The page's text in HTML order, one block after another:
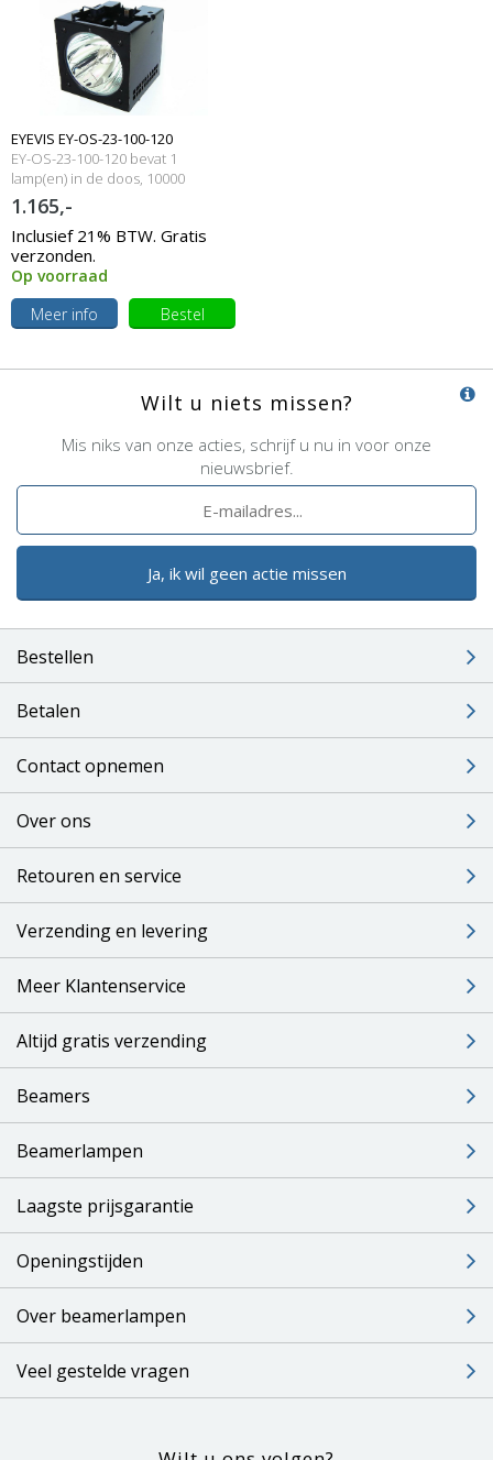
EYEVIS EY-OS-23-100-120
Originele lampmodule
EY-OS-23-100-120 bevat 1
lamp(en) in de doos, 10000
branduren en 120 Watt
1.165,-
Inclusief 21% BTW. Gratis
verzonden.
Op voorraad
Meer info
Bestel
Wilt u niets missen?
Mis niks van onze acties, schrijf u nu in voor onze
nieuwsbrief.
Ja, ik wil geen actie missen
Bestellen
Betalen
Contact opnemen
Over ons
Retouren en service
Verzending en levering
Meer Klantenservice
Altijd gratis verzending
Beamers
Beamerlampen
Laagste prijsgarantie
Openingstijden
Over beamerlampen
Veel gestelde vragen